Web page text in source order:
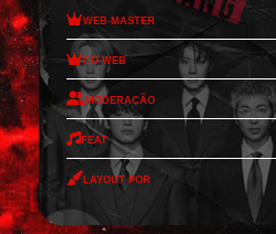
Web-Master
Co-Web
Moderação
Feat
Layout por